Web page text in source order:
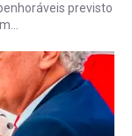
previsto